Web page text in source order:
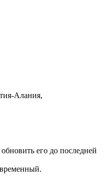
Алания,
его до последней